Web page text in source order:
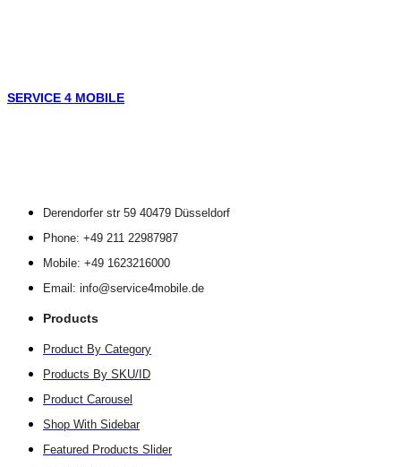
SERVICE 4 MOBILE
Derendorfer str 59 40479 Düsseldorf
Phone: +49 211 22987987
Mobile: +49 1623216000
Email: info@service4mobile.de
Products
Product By Category
Products By SKU/ID
Product Carousel
Shop With Sidebar
Featured Products Slider